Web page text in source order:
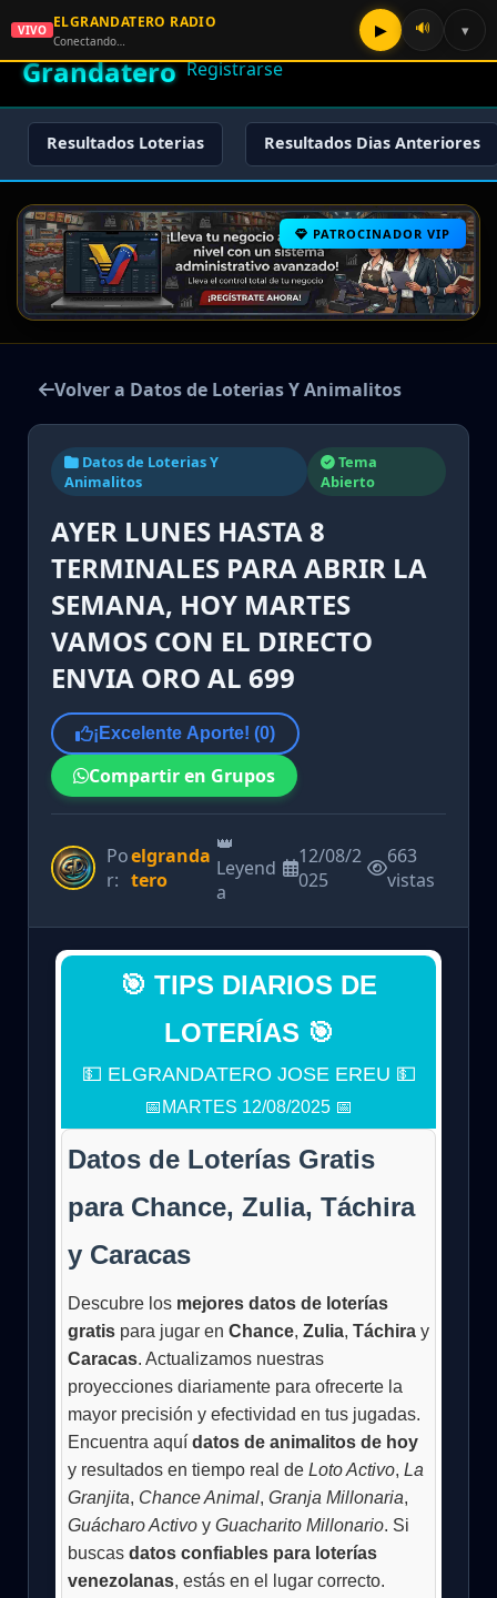
🌟 El
Grandatero
🔑 Iniciar Sesión
📝
Registrarse
Resultados Loterias Resultados Dias Anteriores
PATROCINADOR VIP
Volver a Datos de Loterias Y Animalitos
Datos de Loterias Y
Animalitos
Tema
Abierto
AYER LUNES HASTA 8
TERMINALES PARA ABRIR LA
SEMANA, HOY MARTES
VAMOS CON EL DIRECTO
ENVIA ORO AL 699
¡Excelente Aporte! (0)
Compartir en Grupos
Po
r:
elgranda
tero
👑
Leyend
a
12/08/2
025
663
vistas
🎯 TIPS DIARIOS DE
LOTERÍAS 🎯
💵 ELGRANDATERO JOSE EREU 💵
📅MARTES 12/08/2025 📅
Datos de Loterías Gratis
para Chance, Zulia, Táchira
y Caracas
Descubre los mejores datos de loterías
gratispara jugar en Chance, Zulia, Táchiray
Caracas. Actualizamos nuestras
proyecciones diariamente para ofrecerte la
mayor precisión y efectividad en tus jugadas.
Encuentra aquí datos de animalitos de hoy
y resultados en tiempo real de Loto Activo, La
Granjita, Chance Animal, Granja Millonaria,
Guácharo Activoy Guacharito Millonario. Si
buscas datos confiables para loterías
venezolanas, estás en el lugar correcto.
VIVO ELGRANDATERO RADIO
Conectando…
▶ 🔊 ▾